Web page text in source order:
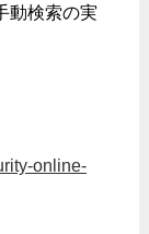
動検索の実
online-